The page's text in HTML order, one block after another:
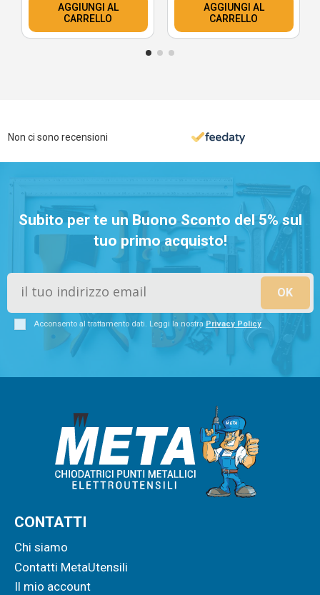
AGGIUNGI AL
CARRELLO
AGGIUNGI AL
CARRELLO
Non ci sono recensioni
Subito per te un Buono Sconto del 5% sul
tuo primo acquisto!
Acconsento al trattamento dati. Leggi la nostra Privacy Policy
CONTATTI
Chi siamo
Contatti MetaUtensili
Il mio account